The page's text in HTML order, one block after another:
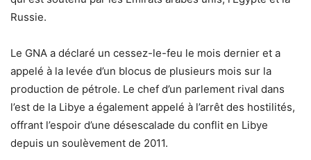
Russie.
Le GNA a déclaré un cessez-le-feu le mois dernier et a
appelé à la levée d’un blocus de plusieurs mois sur la
production de pétrole. Le chef d’un parlement rival dans
l’est de la Libye a également appelé à l’arrêt des hostilités,
offrant l’espoir d’une désescalade du conflit en Libye
depuis un soulèvement de 2011.